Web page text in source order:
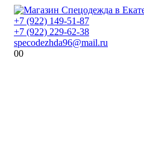
+7 (922) 149-51-87
+7 (922) 229-62-38
specodezhda96@mail.ru
00